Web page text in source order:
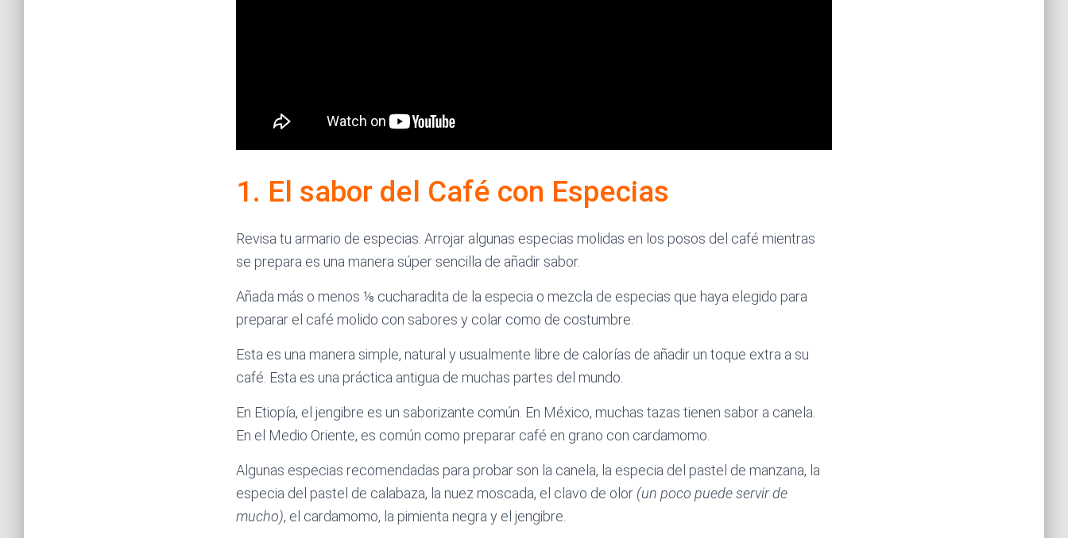
1. El sabor del Café con Especias
Revisa tu armario de especias. Arrojar algunas especias molidas en los posos del café mientras
se prepara es una manera súper sencilla de añadir sabor.
Añada más o menos ⅛ cucharadita de la especia o mezcla de especias que haya elegido para
preparar el café molido con sabores y colar como de costumbre.
Esta es una manera simple, natural y usualmente libre de calorías de añadir un toque extra a su
café. Esta es una práctica antigua de muchas partes del mundo.
En Etiopía, el jengibre es un saborizante común. En México, muchas tazas tienen sabor a canela.
En el Medio Oriente, es común como preparar café en grano con cardamomo.
Algunas especias recomendadas para probar son la canela, la especia del pastel de manzana, la
especia del pastel de calabaza, la nuez moscada, el clavo de olor (un poco puede servir de
mucho), el cardamomo, la pimienta negra y el jengibre.